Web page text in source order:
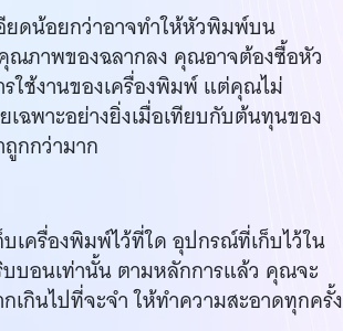
ยดน้อยกว่าอาจทำให้หัวพิมพ์บน
ณภาพของฉลากลง คุณอาจต้องซื้อหัว
ใช้งานของเครื่องพิมพ์ แต่คุณไม่
ฉพาะอย่างยิ่งเมื่อเทียบกับต้นทุนของ
กกว่ามาก
ครื่องพิมพ์ไว้ที่ใด อุปกรณ์ที่เก็บไว้ใน
บอนเท่านั้น ตามหลักการแล้ว คุณจะ
กินไปที่จะจำ ให้ทำความสะอาดทุกครั้ง